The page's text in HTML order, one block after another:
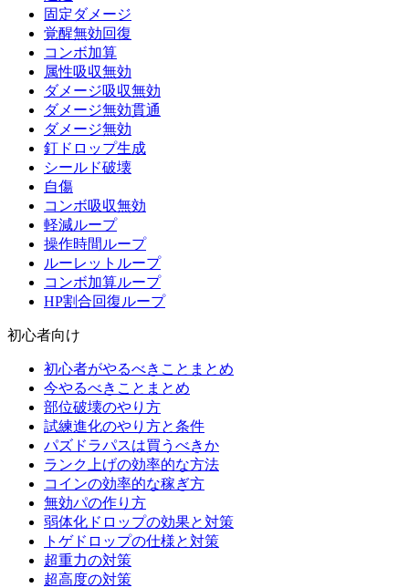
固定ダメージ
覚醒無効回復
コンボ加算
属性吸収無効
ダメージ吸収無効
ダメージ無効貫通
ダメージ無効
釘ドロップ生成
シールド破壊
自傷
コンボ吸収無効
軽減ループ
操作時間ループ
ルーレットループ
コンボ加算ループ
HP割合回復ループ
初心者向け
初心者がやるべきことまとめ
今やるべきことまとめ
部位破壊のやり方
試練進化のやり方と条件
パズドラパスは買うべきか
ランク上げの効率的な方法
コインの効率的な稼ぎ方
無効パの作り方
弱体化ドロップの効果と対策
トゲドロップの仕様と対策
超重力の対策
超高度の対策